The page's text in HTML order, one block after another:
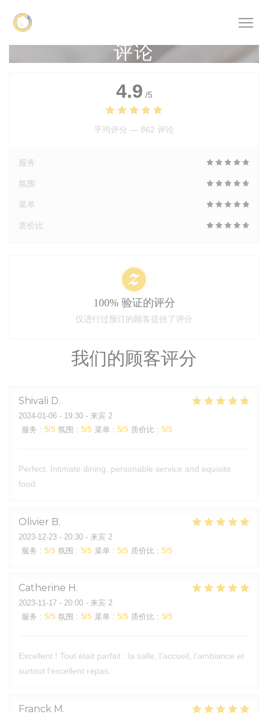
评论
我们的顾客评分
Shivali D
2024-01-06 - 19:30 - 来宾 2
服务 : 5/5 氛围 : 5/5 菜单 : 5/5 质价比 : 5/5
Perfect. Intimate dining, personable service and equisite
food.
Olivier B
2023-12-23 - 20:30 - 来宾 2
服务 : 5/5 氛围 : 5/5 菜单 : 5/5 质价比 : 5/5
Catherine H
2023-11-17 - 20:00 - 来宾 2
服务 : 5/5 氛围 : 5/5 菜单 : 5/5 质价比 : 5/5
Excellent ! Tout était parfait : la salle, l’accueil, l’ambiance et
surtout l’excellent repas.
Franck M
4.9 /5
平均评分 — 862 评论
服务
氛围
菜单
质价比
100% 验证的评分
仅进行过预订的顾客提供了评分